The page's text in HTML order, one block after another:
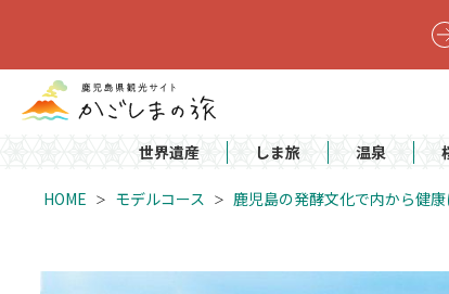
世界遺産 しま旅 温泉
HOME モデルコース 鹿児島の発酵文化で内から健康